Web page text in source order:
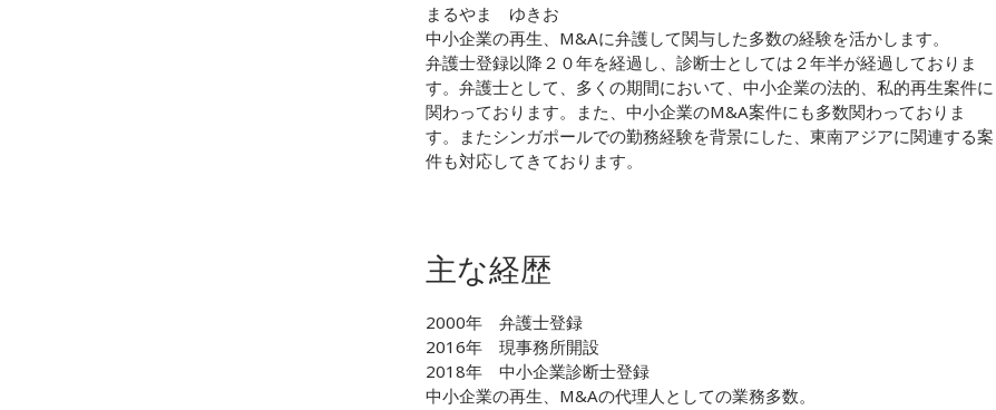
まるやま ゆきお
中小企業の再生、M&Aに弁護して関与した多数の経験を活かします。
弁護士登録以降２０年を経過し、診断士としては２年半が経過しておりま
す。弁護士として、多くの期間において、中小企業の法的、私的再生案件に
関わっております。また、中小企業のM&A案件にも多数関わっておりま
す。またシンガポールでの勤務経験を背景にした、東南アジアに関連する案
件も対応してきております。
主な経歴
2000年 弁護士登録
2016年 現事務所開設
2018年 中小企業診断士登録
中小企業の再生、M&Aの代理人としての業務多数。